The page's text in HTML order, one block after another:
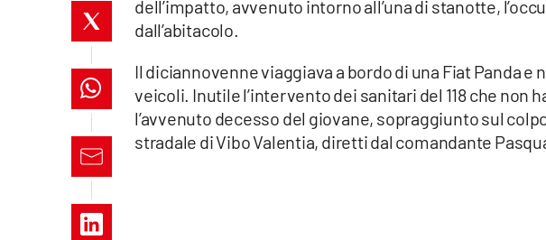
ilvibonese.it
catanzarochannel.it
lacapitalenews.it
dell’impatto, avvenuto intorno all’una di stanotte,
dall’abitacolo.
Il diciannovenne viaggiava a bordo di una Fiat Panda
veicoli. Inutile l’intervento dei sanitari del 118 che non
l’avvenuto decesso del giovane, sopraggiunto sul
stradale di Vibo Valentia, diretti dal comandante